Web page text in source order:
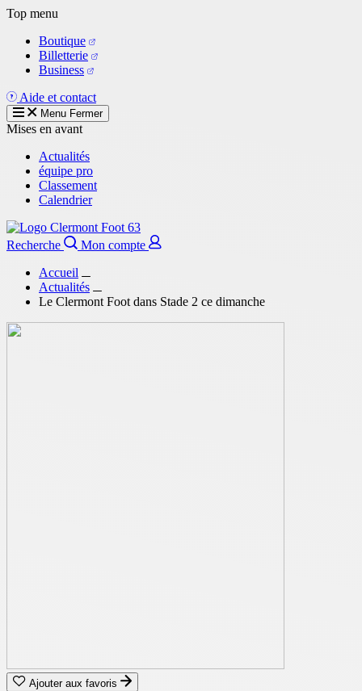
Aller
contenu
principal
Top menu
Boutique
Billetterie
Business
Aide et contact
Menu Fermer
Mises en avant
Actualités
équipe pro
Classement
Calendrier
Recherche
Mon compte
Accueil
Actualités
Le Clermont Foot dans Stade 2 ce dimanche
Ajouter aux favoris